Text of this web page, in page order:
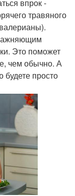
впрок -
травяного
Это поможет
чем обычно. А
будете просто